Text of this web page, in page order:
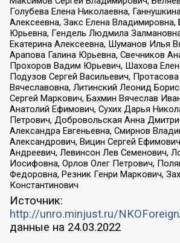
Голубева Елена Николаевна,
Алексеевна, Закс Елена Владимировна,
Юрьевна, Гендель Людмила
Екатерина Алексеевна, Шуманов Илья
Арапова Галина Юрьевна, Свечников
Прохоров Вадим Юрьевич, Шахова
Подузов Сергей Васильевич,
Вячеславовна, Литинский Леонид
Сергей Маркович, Бахмин Вячеслав
Анатолий Ефимович, Сухих Дарья
Петрович, Добровольская Анна
Александра Евгеньевна, Смирнов
Александрович, Вицин Сергей
Андреевич, Левинсон Лев Семенович,
Иосифовна, Орлов Олег Петрович,
Федоровна, Резник Генри Маркович,
Константинович
Источник:
http://unro.minjust.ru/
данные на 24.03.2022